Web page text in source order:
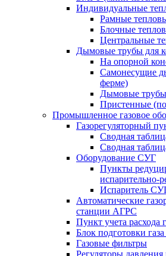
Индивидуальные
Рамные
Блочные
Центральные
Дымовые трубы для
На опорной
Самонесущие
ферме)
Дымовые трубы
Пристенные
Промышленное газовое
Газорегуляторный
Сводная
Сводная
Оборудование СУГ
Пункты
Испаритель
Автоматические
станции АГРС
Пункт учета расхода
Блок подготовки
Газовые фильтры
Регуляторы